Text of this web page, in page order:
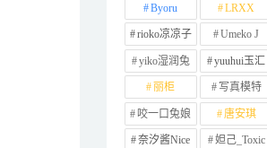
Byoru LRXX
rioko凉凉子 Umeko J
yiko湿润兔 yuuhui玉汇
丽柜 写真模特
咬一口兔娘 唐安琪
奈汐酱Nice 妲己_Toxic